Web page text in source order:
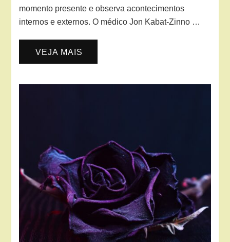
momento presente e observa acontecimentos
internos e externos. O médico Jon Kabat-Zinno …
VEJA MAIS